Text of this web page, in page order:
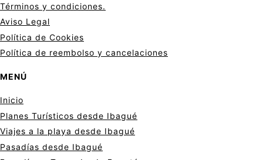
Términos y condiciones.
Aviso Legal
Política de Cookies
Política de reembolso y cancelaciones
MENÚ
Inicio
Planes Turísticos desde Ibagué
Viajes a la playa desde Ibagué
Pasadías desde Ibagué